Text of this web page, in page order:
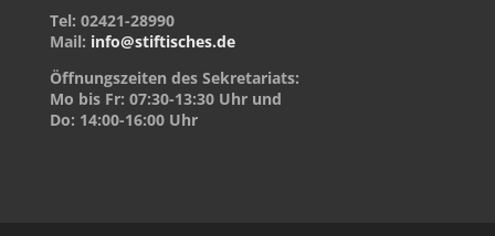
Tel: 02421-28990
Mail: info@stiftisches.de
Öffnungszeiten des Sekretariats:
Mo bis Fr: 07:30-13:30 Uhr und
Do: 14:00-16:00 Uhr